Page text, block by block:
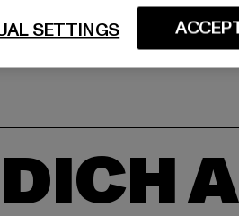
SETTINGS